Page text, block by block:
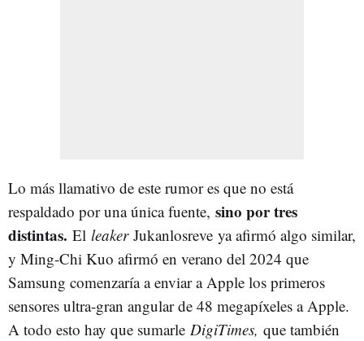
Lo más llamativo de este rumor es que no está
respaldado por una única fuente, sino por tres
distintas. El leaker Jukanlosreve ya afirmó algo similar,
y Ming-Chi Kuo afirmó en verano del 2024 que
Samsung comenzaría a enviar a Apple los primeros
sensores ultra-gran angular de 48 megapíxeles a Apple.
A todo esto hay que sumarle DigiTimes, que también